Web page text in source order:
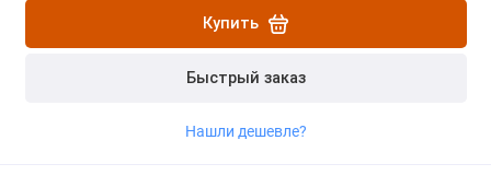
Купить
Быстрый заказ
Нашли дешевле?